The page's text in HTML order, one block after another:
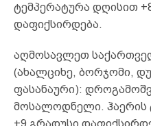
ტემპერატურა დღისით
დაფიქსირდება.
აღმოსავლეთ
(ახალციხე, ბორჯომი,
ფასანაური):
მოსალოდნელი. ჰაერის
+9 გრადუსი